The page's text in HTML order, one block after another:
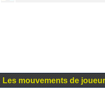
Les mouvements de